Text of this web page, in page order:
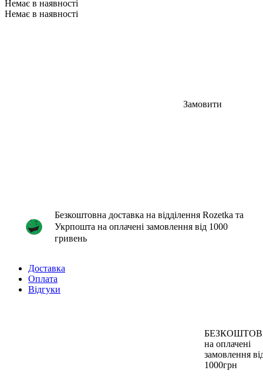
Немає в наявності
Немає в наявності
Замовити
Безкоштовна доставка на відділення Rozetka та
Укрпошта на оплачені замовлення від 1000
гривень
Доставка
Оплата
Відгуки
на оплачені
замовлення
1000грн